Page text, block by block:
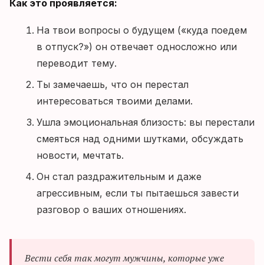
Как это проявляется:
На твои вопросы о будущем («куда поедем
в отпуск?») он отвечает односложно или
переводит тему.
Ты замечаешь, что он перестал
интересоваться твоими делами.
Ушла эмоциональная близость: вы перестали
смеяться над одними шутками, обсуждать
новости, мечтать.
Он стал раздражительным и даже
агрессивным, если ты пытаешься завести
разговор о ваших отношениях.
Вести себя так могут мужчины, которые уже